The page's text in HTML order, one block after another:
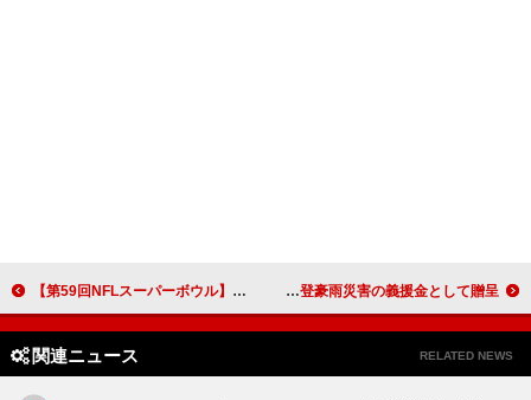
【第59回NFLスーパーボウル】ケンドリック・ラマーのハーフタイム・ショーにシザが出演決定 STARTO ENTERTAINMENT、シングル「WE ARE」の収益金1億円を能登半島地震および奥能登豪雨災害の義援金として贈呈
関連ニュース RELATED NEWS